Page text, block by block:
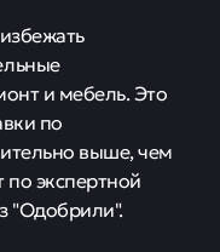
и мебель. Это
по
выше, чем
экспертной
"Одобрили".